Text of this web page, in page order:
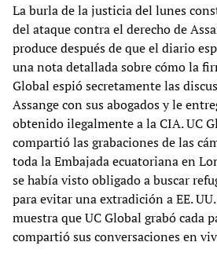
La burla de la justicia del lunes
del ataque contra el derecho de
produce después de que el diario
una nota detallada sobre cómo la
Global espió secretamente las
Assange con sus abogados y le
obtenido ilegalmente a la CIA. UC
compartió las grabaciones de las
toda la Embajada ecuatoriana en
se había visto obligado a buscar
para evitar una extradición a EE.
muestra que UC Global grabó cada
compartió sus conversaciones en